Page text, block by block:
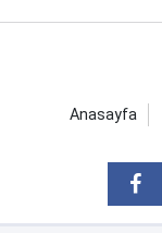
Anasayfa